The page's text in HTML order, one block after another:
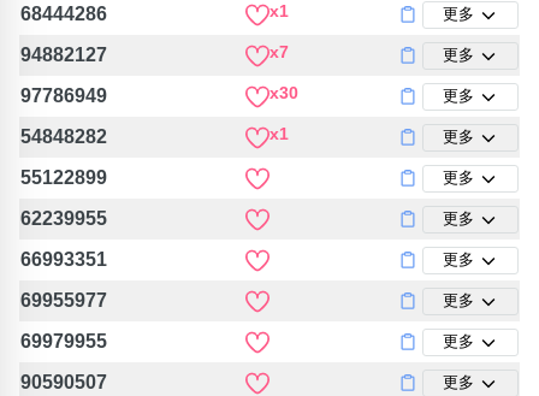
搜尋
68444286 x1 更多
94882127 x7 更多
97786949 x30 更多
54848282 x1 更多
55122899 更多
62239955 更多
66993351 更多
69955977 更多
69979955 更多
90590507 更多